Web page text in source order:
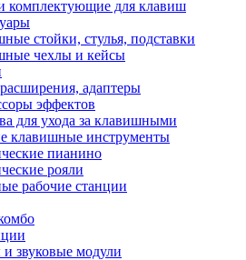
комплектующие для клавиш
стойки, стулья, подставки
чехлы и кейсы
адаптеры
эффектов
для ухода за клавишными
клавишные инструменты
пианино
рояли
рабочие станции
звуковые модули